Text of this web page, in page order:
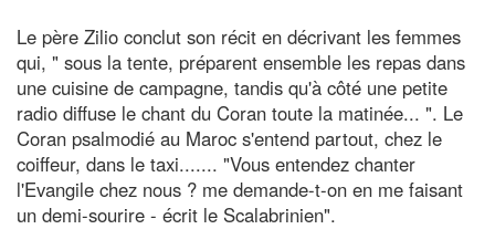
Le père Zilio conclut son récit en décrivant les femmes
qui, " sous la tente, préparent ensemble les repas dans
une cuisine de campagne, tandis qu'à côté une petite
radio diffuse le chant du Coran toute la matinée... ". Le
Coran psalmodié au Maroc s'entend partout, chez le
coiffeur, dans le taxi....... "Vous entendez chanter
l'Evangile chez nous ? me demande-t-on en me faisant
un demi-sourire - écrit le Scalabrinien".